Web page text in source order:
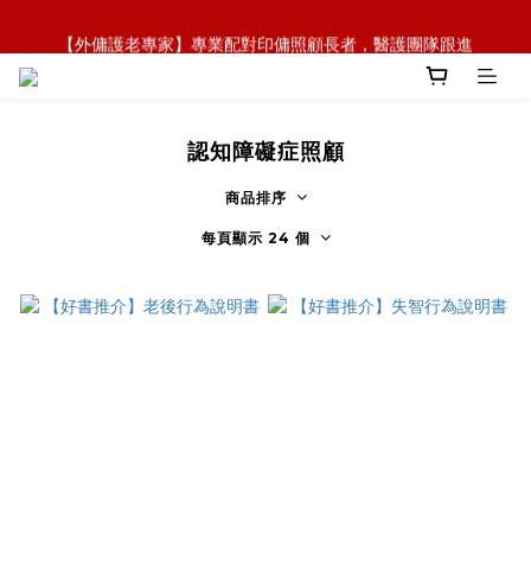
【政府資助】善用社區照顧服務券，上門服務及租用產品
【全新概念】長者護理復康用品，可租可買，彈性選擇
認知障礙症照顧
商品排序
每頁顯示 24 個